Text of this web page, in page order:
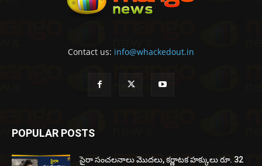
Contact us: info@whackedout.in
POPULAR POSTS
సైరా సంచలనాలు మొదలు, కర్ణాటక హక్కులు రూ. 32